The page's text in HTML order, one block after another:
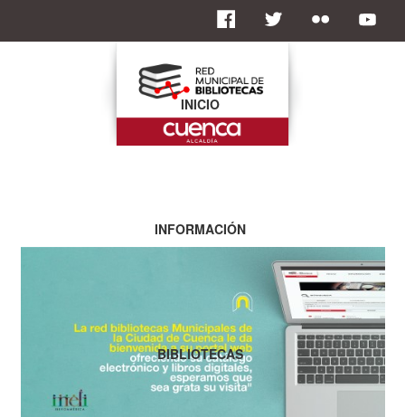
INICIO
INFORMACIÓN
BIBLIOTECAS